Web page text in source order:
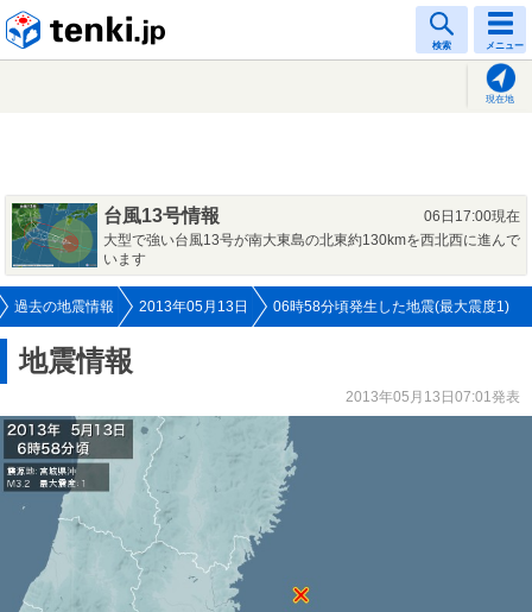
検索 メニュー
現在地
台風13号情報
06日17:00現在
大型で強い台風13号が南大東島の北東約130kmを西北西に進んで
います
過去の地震情報 2013年05月13日 06時58分頃発生した地震(最大震度1)
地震情報
2013年05月13日07:01発表